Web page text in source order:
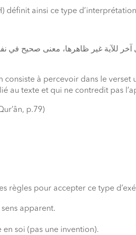
définit ainsi ce type
consiste à percevoir dans le verset
au texte et qui ne contredit pas
p.79)
règles pour accepter ce type
apparent.
en soi (pas une invention).